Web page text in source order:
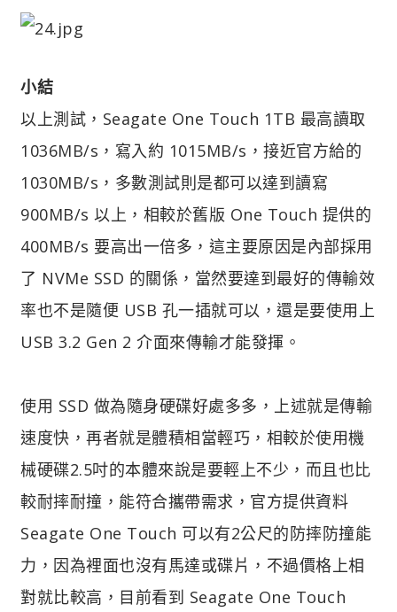
小結
以上測試，Seagate One Touch 1TB 最高讀取
1036MB/s，寫入約 1015MB/s，接近官方給的
1030MB/s，多數測試則是都可以達到讀寫
900MB/s 以上，相較於舊版 One Touch 提供的
400MB/s 要高出一倍多，這主要原因是內部採用
了 NVMe SSD 的關係，當然要達到最好的傳輸效
率也不是隨便 USB 孔一插就可以，還是要使用上
USB 3.2 Gen 2 介面來傳輸才能發揮。
使用 SSD 做為隨身硬碟好處多多，上述就是傳輸
速度快，再者就是體積相當輕巧，相較於使用機
械硬碟2.5吋的本體來說是要輕上不少，而且也比
較耐摔耐撞，能符合攜帶需求，官方提供資料
Seagate One Touch 可以有2公尺的防摔防撞能
力，因為裡面也沒有馬達或碟片，不過價格上相
對就比較高，目前看到 Seagate One Touch